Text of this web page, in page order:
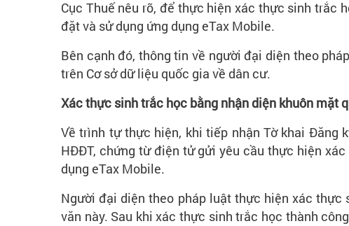
Cục Thuế nêu rõ, để thực hiện xác thực sinh trắc
đặt và sử dụng ứng dụng eTax Mobile.
Bên cạnh đó, thông tin về người đại diện theo
trên Cơ sở dữ liệu quốc gia về dân cư.
Xác thực sinh trắc học bằng nhận diện khuôn mặt
Về trình tự thực hiện, khi tiếp nhận Tờ khai Đăng
HĐĐT, chứng từ điện tử gửi yêu cầu thực hiện
dụng eTax Mobile.
Người đại diện theo pháp luật thực hiện xác
văn này. Sau khi xác thực sinh trắc học thành